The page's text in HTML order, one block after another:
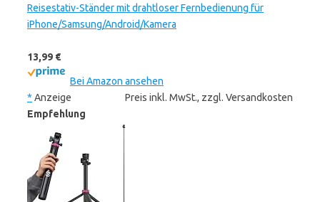
Reisestativ-Ständer mit drahtloser Fernbedienung für
iPhone/Samsung/Android/Kamera
13,99 €
Bei Amazon ansehen
* Anzeige
Preis inkl. MwSt., zzgl. Versandkosten
Empfehlung